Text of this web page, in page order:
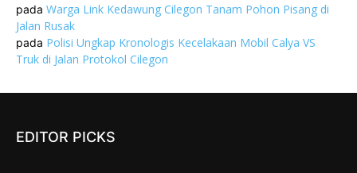
pada Warga Link Kedawung Cilegon Tanam Pohon Pisang di
Jalan Rusak
pada Polisi Ungkap Kronologis Kecelakaan Mobil Calya VS
Truk di Jalan Protokol Cilegon
EDITOR PICKS